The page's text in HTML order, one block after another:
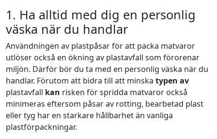
1. Ha alltid med dig en personlig
väska när du handlar
Användningen av plastpåsar för att packa matvaror
utlöser också en ökning av plastavfall som förorenar
miljön. Därför bör du ta med en personlig väska när du
handlar. Förutom att bidra till att minska typen av
plastavfall kan risken för spridda matvaror också
minimeras eftersom påsar av rotting, bearbetad plast
eller tyg har en starkare hållbarhet än vanliga
plastförpackningar.